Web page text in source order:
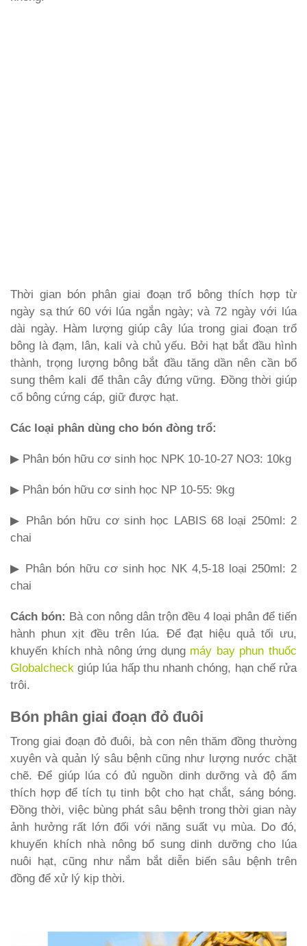
Thời gian bón phân giai đoạn trổ bông thích hợp từ
ngày sạ thứ 60 với lúa ngắn ngày; và 72 ngày với lúa
dài ngày. Hàm lượng giúp cây lúa trong giai đoạn trổ
bông là đạm, lân, kali và chủ yếu. Bởi hạt bắt đầu hình
thành, trọng lượng bông bắt đầu tăng dần nên cần bổ
sung thêm kali để thân cây đứng vững. Đồng thời giúp
cổ bông cứng cáp, giữ được hạt.
Các loại phân dùng cho bón đòng trổ:
▶ Phân bón hữu cơ sinh học NPK 10-10-27 NO3: 10kg
▶ Phân bón hữu cơ sinh học NP 10-55: 9kg
▶ Phân bón hữu cơ sinh học LABIS 68 loại 250ml: 2
chai
▶ Phân bón hữu cơ sinh học NK 4,5-18 loại 250ml: 2
chai
Cách bón: Bà con nông dân trộn đều 4 loại phân để tiến
hành phun xịt đều trên lúa. Để đạt hiệu quả tối ưu,
khuyến khích nhà nông ứng dụng máy bay phun thuốc
Globalcheck giúp lúa hấp thu nhanh chóng, hạn chế rửa
trôi.
Bón phân giai đoạn đỏ đuôi
Trong giai đoạn đỏ đuôi, bà con nên thăm đồng thường
xuyên và quản lý sâu bệnh cũng như lượng nước chặt
chẽ. Để giúp lúa có đủ nguồn dinh dưỡng và độ ẩm
thích hợp để tích tụ tinh bột cho hạt chắt, sáng bóng.
Đồng thời, việc bùng phát sâu bệnh trong thời gian này
ảnh hưởng rất lớn đối với năng suất vụ mùa. Do đó,
khuyến khích nhà nông bổ sung dinh dưỡng cho lúa
nuôi hạt, cũng như nắm bắt diễn biến sâu bệnh trên
đồng để xử lý kịp thời.